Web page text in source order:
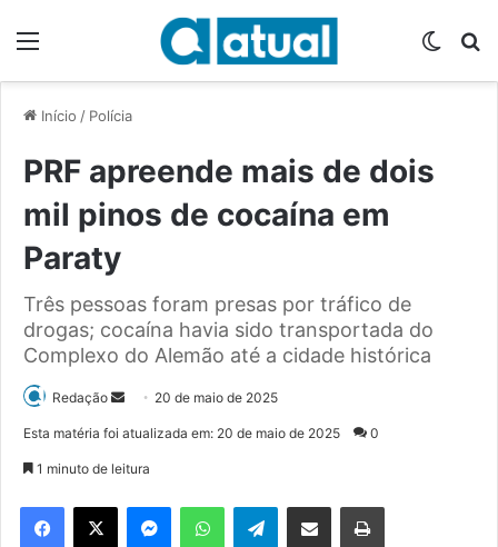
Início / Polícia
PRF apreende mais de dois
mil pinos de cocaína em
Paraty
Três pessoas foram presas por tráfico de
drogas; cocaína havia sido transportada do
Complexo do Alemão até a cidade histórica
Redação
d
e
20 de maio de 2025
Esta matéria foi atualizada em: 20 de maio de 2025 0
1 minuto de leitura
Telegram